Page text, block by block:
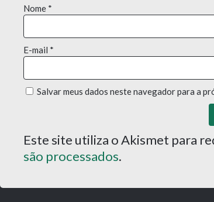
Nome *
E-mail *
Salvar meus dados neste navegador para a
Este site utiliza o Akismet para
são processados.